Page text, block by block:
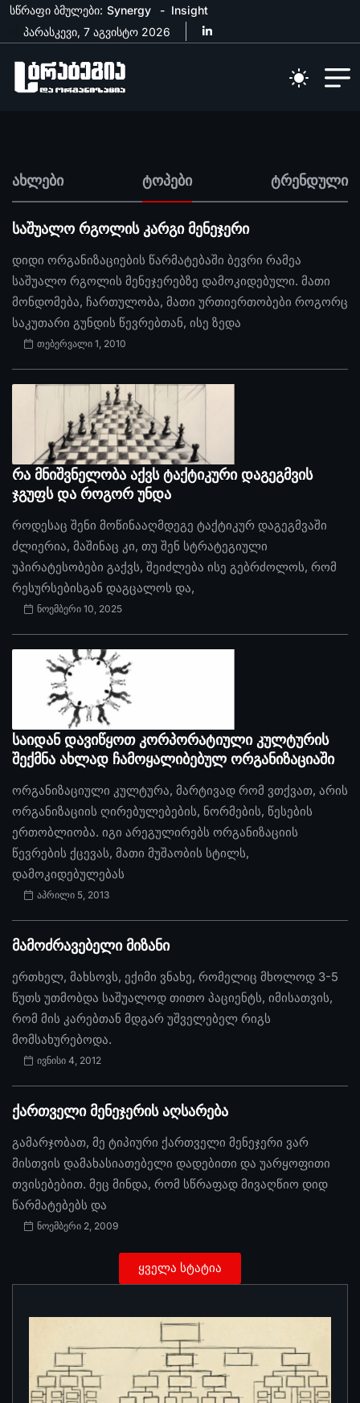
სწრაფი ბმულები: Synergy
Insight
პარასკევი, 7 აგვისტო 2026
ახლები ტოპები ტრენდული
საშუალო რგოლის კარგი მენეჯერი
დიდი ორგანიზაციების წარმატებაში ბევრი რამეა
საშუალო რგოლის მენეჯერებზე დამოკიდებული. მათი
მონდომება, ჩართულობა, მათი ურთიერთობები როგორც
საკუთარი გუნდის წევრებთან, ისე ზედა
თებერვალი 1, 2010
რა მნიშვნელობა აქვს ტაქტიკური დაგეგმვის
ჯგუფს და როგორ უნდა
როდესაც შენი მოწინააღმდეგე ტაქტიკურ დაგეგმვაში
ძლიერია, მაშინაც კი, თუ შენ სტრატეგიული
უპირატესობები გაქვს, შეიძლება ისე გებრძოლოს, რომ
რესურსებისგან დაგცალოს და,
ნოემბერი 10, 2025
საიდან დავიწყოთ კორპორატიული კულტურის
შექმნა ახლად ჩამოყალიბებულ ორგანიზაციაში
ორგანიზაციული კულტურა, მარტივად რომ ვთქვათ, არის
ორგანიზაციის ღირებულებების, ნორმების, წესების
ერთობლიობა. იგი არეგულირებს ორგანიზაციის
წევრების ქცევას, მათი მუშაობის სტილს,
დამოკიდებულებას
აპრილი 5, 2013
მამოძრავებელი მიზანი
ერთხელ, მახსოვს, ექიმი ვნახე, რომელიც მხოლოდ 3-5
წუთს უთმობდა საშუალოდ თითო პაციენტს, იმისათვის,
რომ მის კარებთან მდგარ უშველებელ რიგს
მომსახურებოდა.
ივნისი 4, 2012
ქართველი მენეჯერის აღსარება
გამარჯობათ, მე ტიპიური ქართველი მენეჯერი ვარ
მისთვის დამახასიათებელი დადებითი და უარყოფითი
თვისებებით. მეც მინდა, რომ სწრაფად მივაღწიო დიდ
წარმატებებს და
ნოემბერი 2, 2009
ყველა სტატია